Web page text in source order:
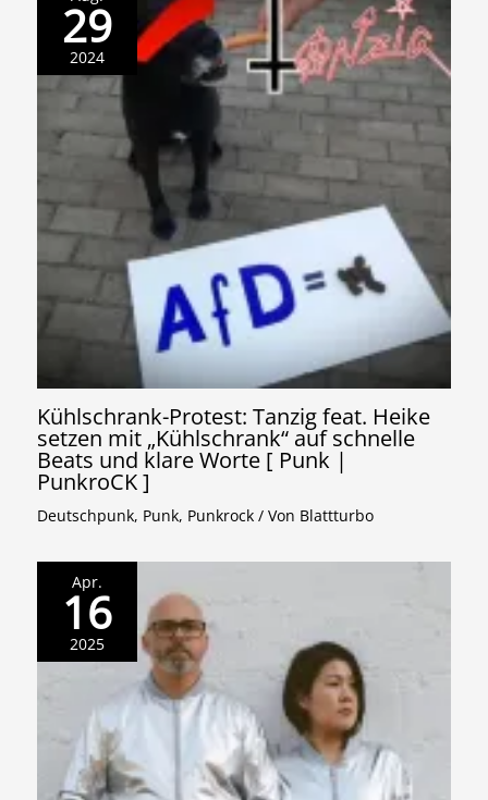
29
2024
Kühlschrank-Protest: Tanzig feat. Heike
setzen mit „Kühlschrank“ auf schnelle
Beats und klare Worte [ Punk |
PunkroCK ]
Deutschpunk, Punk, Punkrock / Von Blattturbo
Apr.
16
2025